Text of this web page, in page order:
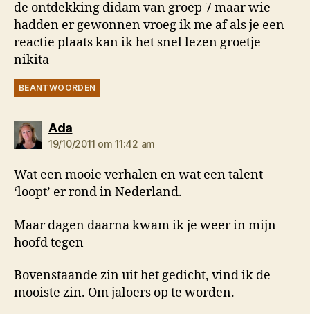
de ontdekking didam van groep 7 maar wie
hadden er gewonnen vroeg ik me af als je een
reactie plaats kan ik het snel lezen groetje
nikita
BEANTWOORDEN
Adazegt:
19/10/2011 om 11:42 am
Wat een mooie verhalen en wat een talent
‘loopt’ er rond in Nederland.
Maar dagen daarna kwam ik je weer in mijn
hoofd tegen
Bovenstaande zin uit het gedicht, vind ik de
mooiste zin. Om jaloers op te worden.